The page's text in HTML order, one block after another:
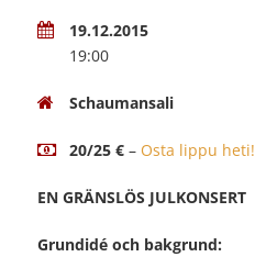
19.12.2015
19:00
Schaumansali
20/25 € – Osta lippu heti!
EN GRÄNSLÖS JULKONSERT
Grundidé och bakgrund: